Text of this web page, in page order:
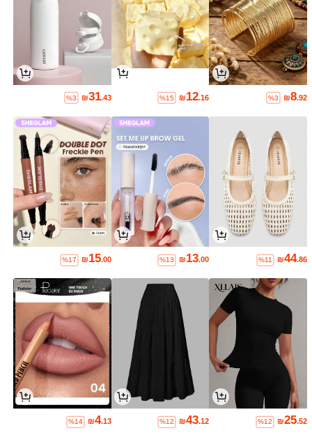
₪8.92
%3
₪12.16
%15
₪31.43
%3
₪44.86
%11
₪13.00
%13
₪15.00
%17
₪25.52
%12
₪43.12
%12
₪4.13
%14